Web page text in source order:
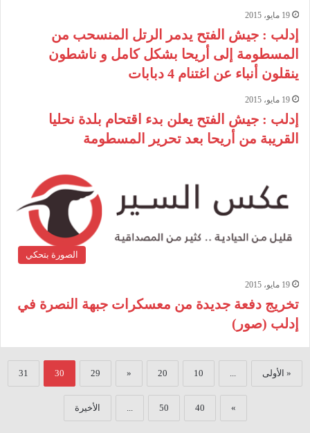
19 مايو، 2015
إدلب : جيش الفتح يدمر الرتل المنسحب من
المسطومة إلى أريحا بشكل كامل و ناشطون
ينقلون أنباء عن اغتنام 4 دبابات
19 مايو، 2015
إدلب : جيش الفتح يعلن بدء اقتحام بلدة نحليا
القريبة من أريحا بعد تحرير المسطومة
الصورة بتحكي
19 مايو، 2015
تخريج دفعة جديدة من معسكرات جبهة النصرة في
إدلب (صور)
« الأولى ...
10
20
«
29
30
31
»
40
50
... الأخيرة